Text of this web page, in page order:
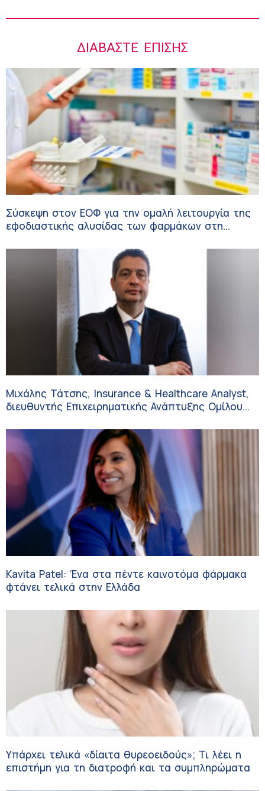
ΔΙΑΒΆΣΤΕ ΕΠΊΣΗΣ
Σύσκεψη στον ΕΟΦ για την ομαλή λειτουργία της
εφοδιαστικής αλυσίδας των φαρμάκων στη
Μιχάλης Τάτσης, Insurance & Healthcare Analyst,
διευθυντής Επιχειρηματικής Ανάπτυξης Ομίλου
Kavita Patel: Ένα στα πέντε καινοτόμα φάρμακα
φτάνει τελικά στην Ελλάδα
Υπάρχει τελικά «δίαιτα θυρεοειδούς»; Τι λέει η
επιστήμη για τη διατροφή και τα συμπληρώματα